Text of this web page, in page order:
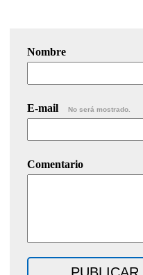
Nombre
E-mail No será mostrado.
Comentario